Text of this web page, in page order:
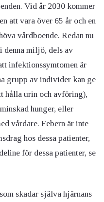
Vid år 2030 kommer
att vara över 65 år och en
vårdboende. Redan nu
denna miljö, dels av
infektionssymtomen är
grupp av individer kan ge
hålla urin och avföring),
hunger, eller
vårdare. Febern är inte
hos dessa patienter,
för dessa patienter, se
skadar själva hjärnans